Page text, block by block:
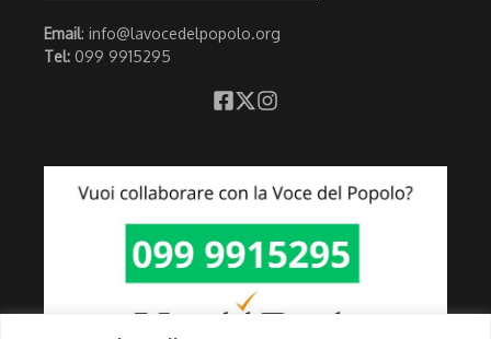
Email: info@lavocedelpopolo.org
Tel: 099 9915295